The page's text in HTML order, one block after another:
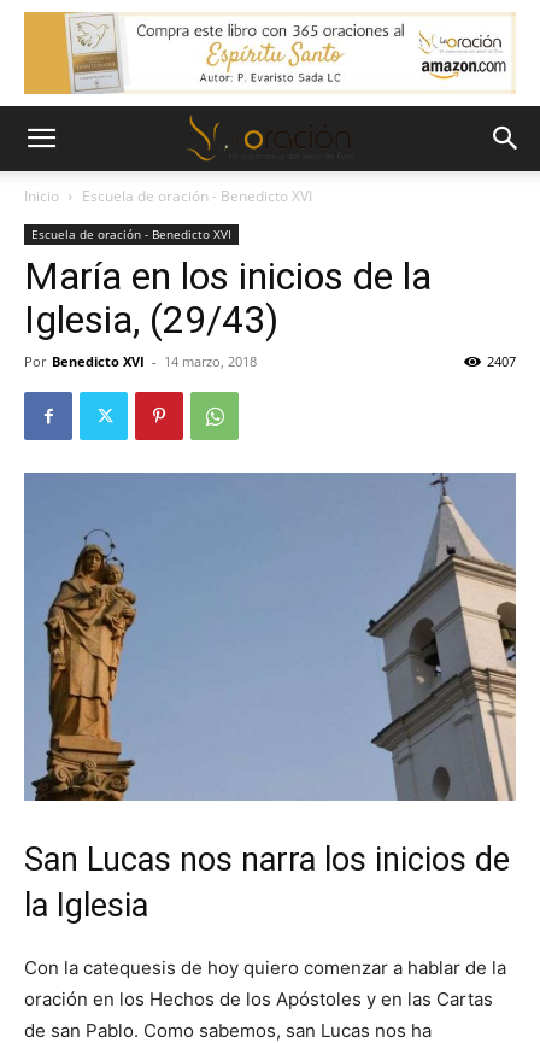
Inicio Escuela de oración - Benedicto XVI
Escuela de oración - Benedicto XVI
María en los inicios de la
Iglesia, (29/43)
Por Benedicto XVI - 14 marzo, 2018 2407
San Lucas nos narra los inicios de
la Iglesia
Con la catequesis de hoy quiero comenzar a hablar de la
oración en los Hechos de los Apóstoles y en las Cartas
de san Pablo. Como sabemos, san Lucas nos ha